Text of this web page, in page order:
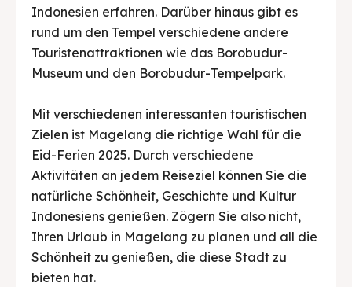
Indonesien erfahren. Darüber hinaus gibt es
rund um den Tempel verschiedene andere
Touristenattraktionen wie das Borobudur-
Museum und den Borobudur-Tempelpark.
Mit verschiedenen interessanten touristischen
Zielen ist Magelang die richtige Wahl für die
Eid-Ferien 2025. Durch verschiedene
Aktivitäten an jedem Reiseziel können Sie die
natürliche Schönheit, Geschichte und Kultur
Indonesiens genießen. Zögern Sie also nicht,
Ihren Urlaub in Magelang zu planen und all die
Schönheit zu genießen, die diese Stadt zu
bieten hat.